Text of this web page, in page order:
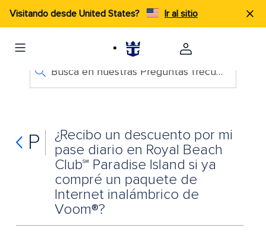
Visitando desde United States? Ir al sitio
Busca en nuestras Preguntas frecuentes
P
¿Recibo un descuento por mi
pase diario en Royal Beach
Club℠ Paradise Island si ya
compré un paquete de
Internet inalámbrico de
Voom®?